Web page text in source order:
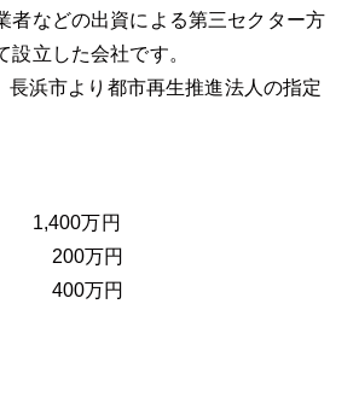
者などの出資による第三セクター方
設立した会社です。
浜市より都市再生推進法人の指定
万円
所 200万円
400万円